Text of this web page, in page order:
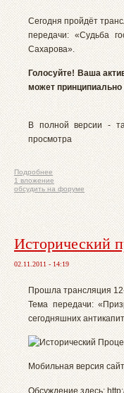
Сегодня пройдёт
передачи: «Судьба
Сахарова».
Голосуйте! Ваша
может принципиально
В полной версии -
просмотра
Подробнее
1 вложение
обсудить на форуме
Исторический
02.11.2011 - 14:19
Прошла трансляция
Тема передачи:
сегодняшних
Мобильная версия
Обсуждение здесь: